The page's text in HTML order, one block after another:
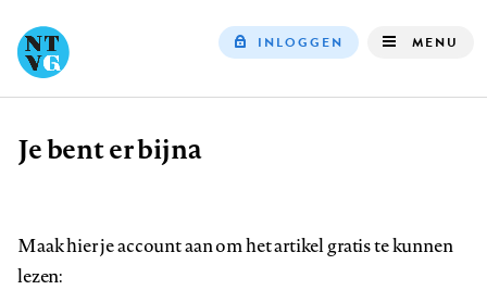
INLOGGEN MENU
Kruimelpad
Je bent er bijna
Maak hier je account aan om het artikel gratis te kunnen
lezen: